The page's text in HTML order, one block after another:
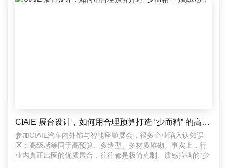
CIAIE 展台设计，如何用合理预算打造 “少而精” 的高级感？
参加CIAIE汽车内外饰与智能座舱展会，很多企业陷入认知误
区：高级感等同于高预算、多造型、多材质堆砌。事实上，行
业内真正出圈的优质展台，往往都是极简克制、质感拉满的“少